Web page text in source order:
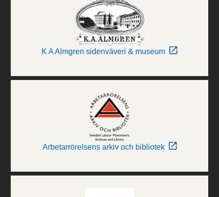
K A Almgren sidenväveri & museum
Arbetarrörelsens arkiv och bibliotek